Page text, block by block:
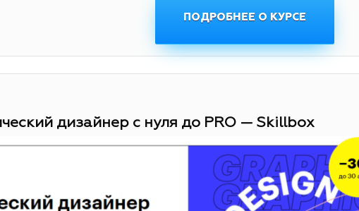
ПОДРОБНЕЕ О КУРСЕ
дизайнер с нуля до PRO — Skillbox